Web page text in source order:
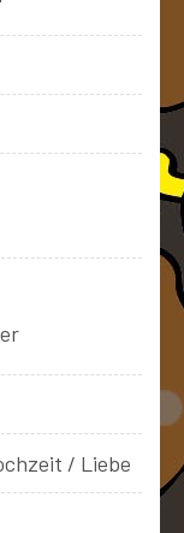
/ Liebe